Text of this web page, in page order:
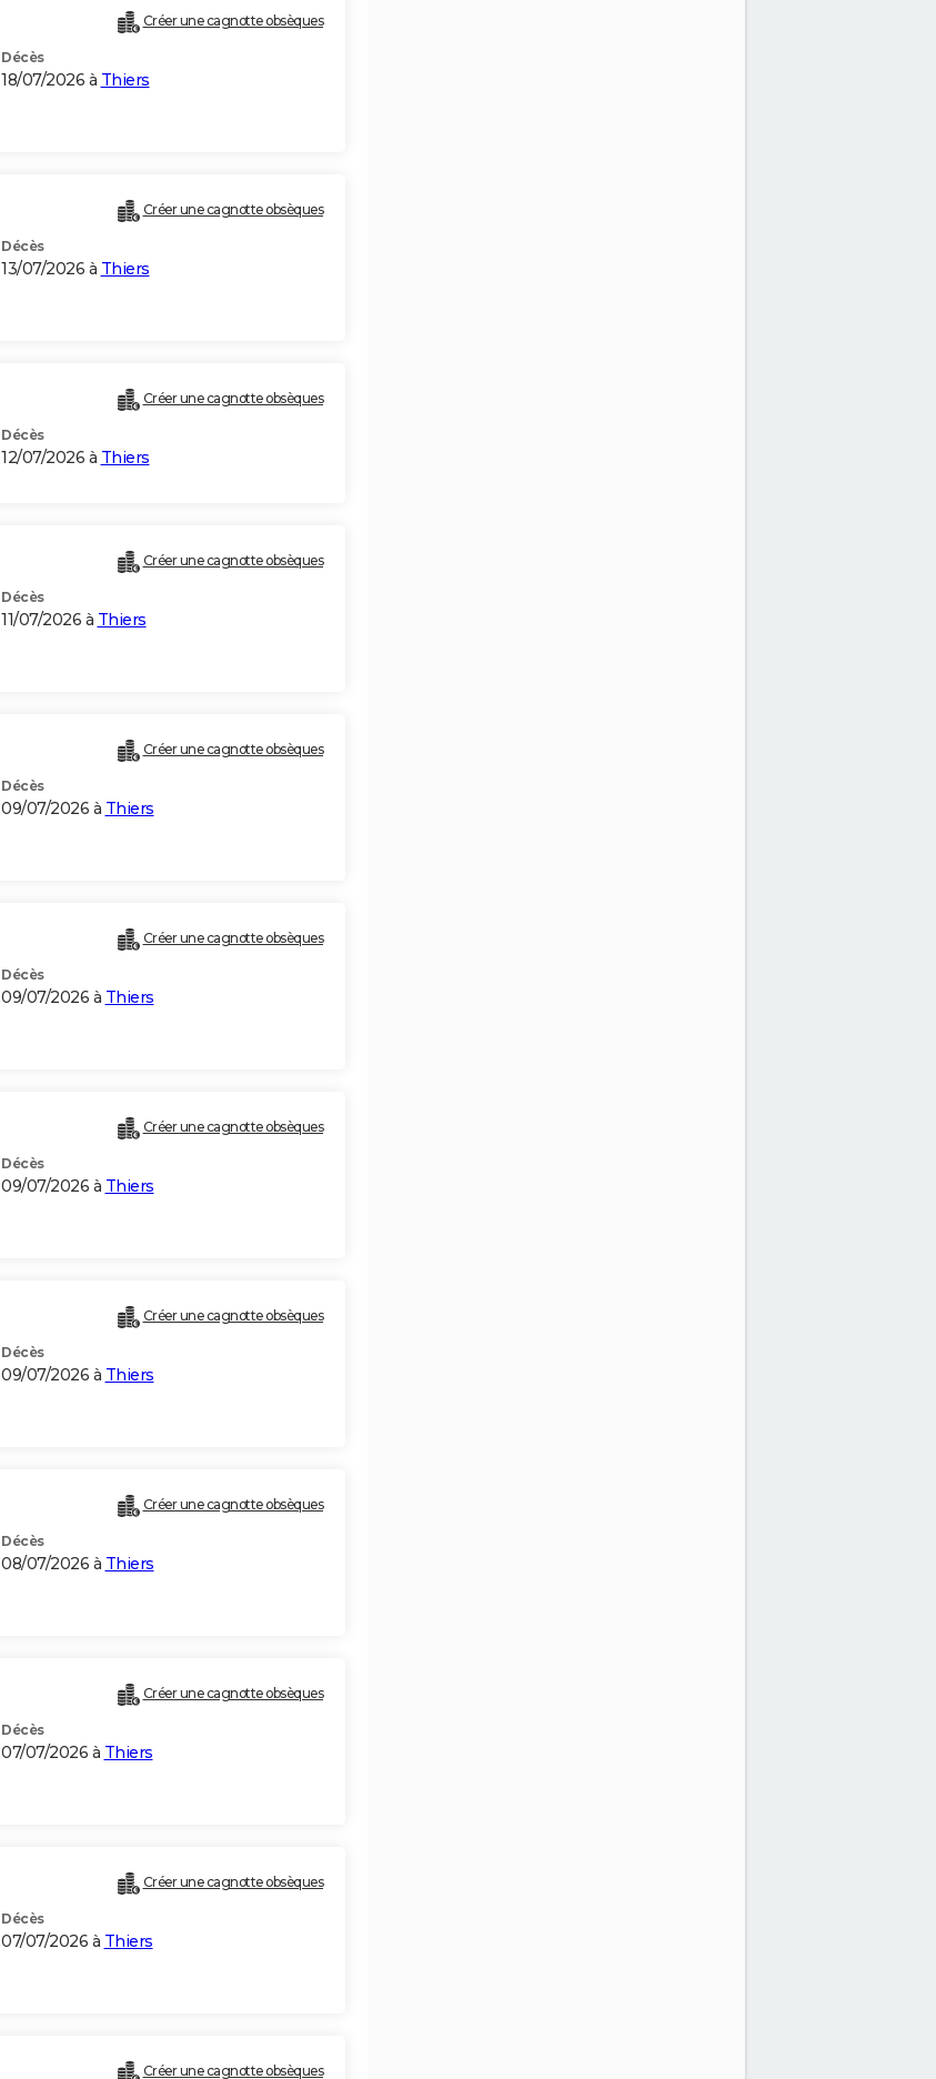
Créer une cagnotte obsèques
Décès
18/07/2026 à Thiers
Créer une cagnotte obsèques
Décès
13/07/2026 à Thiers
Créer une cagnotte obsèques
Décès
12/07/2026 à Thiers
Créer une cagnotte obsèques
Décès
11/07/2026 à Thiers
Créer une cagnotte obsèques
Décès
09/07/2026 à Thiers
Créer une cagnotte obsèques
Décès
09/07/2026 à Thiers
Créer une cagnotte obsèques
Décès
09/07/2026 à Thiers
Créer une cagnotte obsèques
Décès
09/07/2026 à Thiers
Créer une cagnotte obsèques
Décès
08/07/2026 à Thiers
Créer une cagnotte obsèques
Décès
07/07/2026 à Thiers
Créer une cagnotte obsèques
Décès
07/07/2026 à Thiers
Créer une cagnotte obsèques